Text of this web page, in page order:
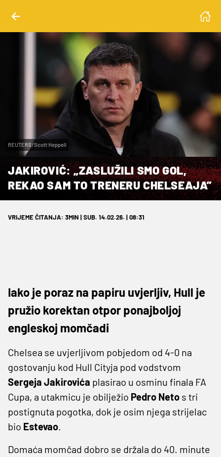
REUTERS/Scott Heppell
JAKIROVIĆ: „ZASLUŽILI SMO GOL,
REKAO SAM TO TRENERU CHELSEAJA”
VRIJEME ČITANJA: 3MIN | SUB. 14.02.26. | 08:31
Iako je poraz na papiru uvjerljiv, Hull je
pružio korektan otpor ponajboljoj
engleskoj momčadi
Chelsea se uvjerljivom pobjedom od 4-0 na
gostovanju kod Hull Cityja pod vodstvom
Sergeja Jakirovića plasirao u osminu finala FA
Cupa, a utakmicu je obilježio Pedro Neto s tri
postignuta pogotka, dok je osim njega strijelac
bio Estevao.
Domaća momčad dobro se držala do 40. minute